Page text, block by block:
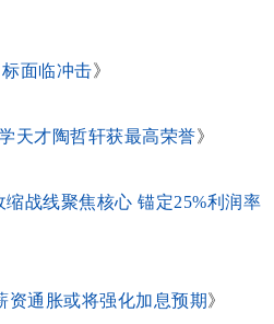
面临冲击》
天才陶哲轩获最高荣誉》
缩战线聚焦核心 锚定25%利润率
资通胀或将强化加息预期》